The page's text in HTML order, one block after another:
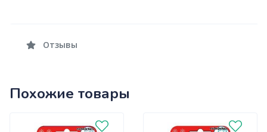
Отзывы
Похожие товары